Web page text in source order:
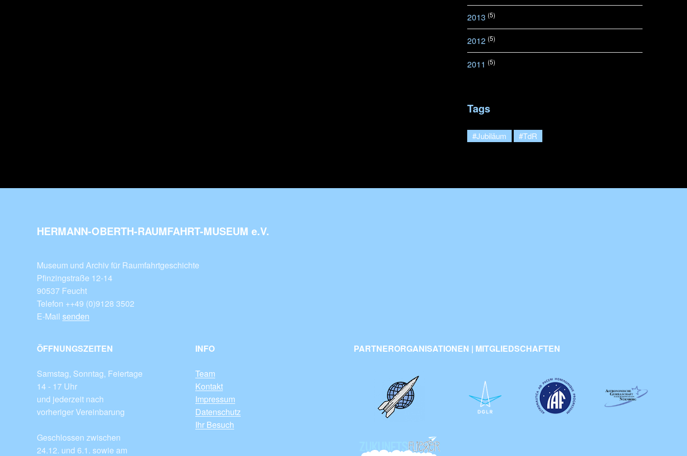
2013 (5)
2012 (5)
2011 (5)
Tags
#Jubiläum #TdR
HERMANN-OBERTH-RAUMFAHRT-MUSEUM e.V.
Museum und Archiv für Raumfahrtgeschichte
Pfinzingstraße 12-14
90537 Feucht
Telefon ++49 (0)9128 3502
E-Mail senden
ÖFFNUNGSZEITEN
Samstag, Sonntag, Feiertage
14 - 17 Uhr
und jederzeit nach
vorheriger Vereinbarung
Geschlossen zwischen
24.12. und 6.1. sowie am
INFO
Team
Kontakt
Impressum
Datenschutz
Ihr Besuch
PARTNERORGANISATIONEN | MITGLIEDSCHAFTEN